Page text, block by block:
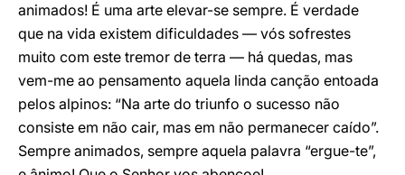
animados! É uma arte elevar-se sempre. É verdade
que na vida existem dificuldades — vós sofrestes
muito com este tremor de terra — há quedas, mas
vem-me ao pensamento aquela linda canção entoada
pelos alpinos: “Na arte do triunfo o sucesso não
consiste em não cair, mas em não permanecer caído”.
Sempre animados, sempre aquela palavra “ergue-te”,